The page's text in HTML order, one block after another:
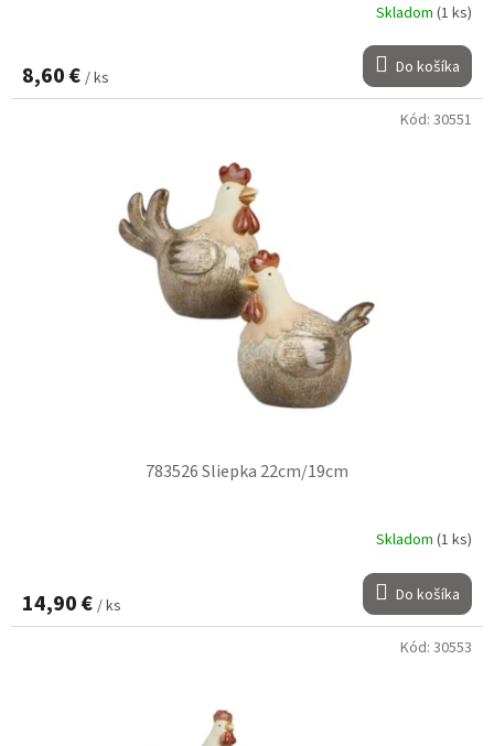
Skladom (1 ks)
8,60 € / ks Do košíka
783526 Sliepka 22cm/19cm
Skladom (1 ks)
14,90 € / ks Do košíka
Kód: 30551
Kód: 30553